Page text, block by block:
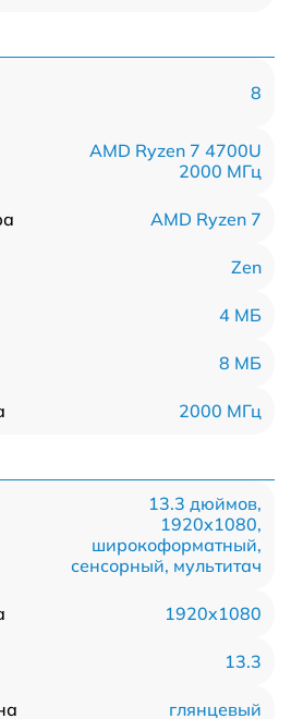
8
AMD Ryzen 7 4700U
2000 МГц
AMD Ryzen 7
Zen
4 МБ
8 МБ
2000 МГц
13.3 дюймов,
1920x1080,
широкоформатный,
сенсорный, мультитач
1920x1080
13.3
глянцевый